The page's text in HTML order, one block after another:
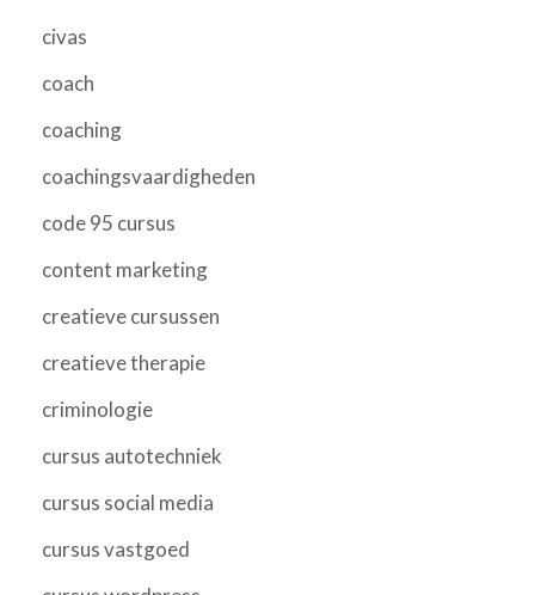
civas
coach
coaching
coachingsvaardigheden
code 95 cursus
content marketing
creatieve cursussen
creatieve therapie
criminologie
cursus autotechniek
cursus social media
cursus vastgoed